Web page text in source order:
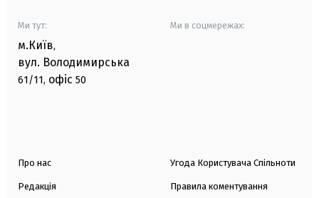
Ми тут:
м.Київ,
вул. Володимирська
61/11, офіс 50
Ми в соцмережах:
Про нас
Редакція
Угода Користувача Спільноти
Правила коментування